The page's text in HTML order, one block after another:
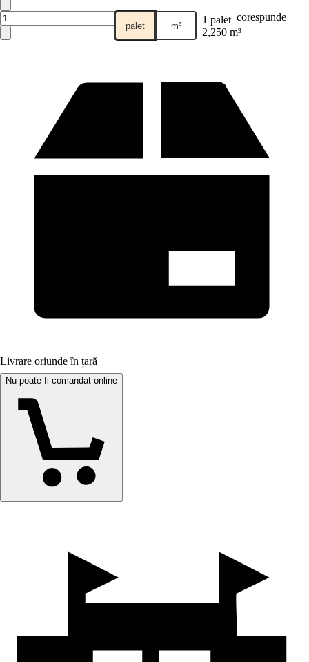
palet m³ 1 palet corespunde
2,250 m³
Livrare oriunde în țară
Nu poate fi comandat online